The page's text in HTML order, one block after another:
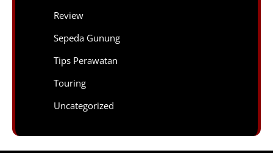
Review
Sepeda Gunung
Tips Perawatan
Touring
Uncategorized